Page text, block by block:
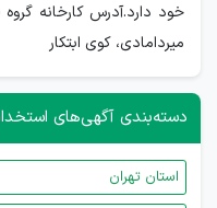
خود دارد.آدرس کارخانه
میردامادی، کوی ابتکار
دسته‌بندی آگهی‌های
استان تهران